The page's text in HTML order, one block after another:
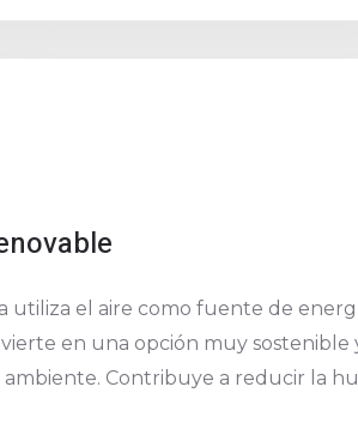
utiliza el aire como fuente de
en una opción muy sostenible
ambiente. Contribuye a reducir la